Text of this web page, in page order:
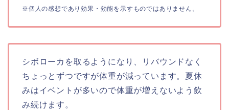
※個人の感想であり効果・効能を示すものではありません。
シボローカを取るようになり、リバウンドなく
ちょっとずつですが体重が減っています。夏休
みはイベントが多いので体重が増えないよう飲
み続けます。